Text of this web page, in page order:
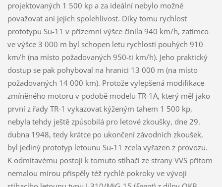
projektovaných 1 500 kp a za ideální nebylo možné
považovat ani jejich spolehlivost. Díky tomu rychlost
prototypu Su-11 v přízemní výšce činila 940 km/h, zatímco
ve výšce 3 000 m byl schopen letu rychlostí pouhých 910
km/h (na místo požadovaných 950-ti km/h). Jeho praktický
dostup se pak pohyboval na hranici 13 000 m (na místo
požadovaných 14 000 km). Protože vylepšená modifikace
zmíněného motoru v podobě modelu TR-1A, který měl jako
první z řady TR-1 vykazovat kýženým tahem 1 500 kp,
nebyla tehdy ještě způsobilá pro letové zkoušky, dne 29.
dubna 1948, tedy krátce po ukončení závodních zkoušek,
byl jediný prototyp letounu Su-11 zcela vyřazen z provozu.
K odmítavému postoji k tomuto stíhači ze strany VVS přitom
nemalou mírou přispěly též rychlé pokroky ve vývoji